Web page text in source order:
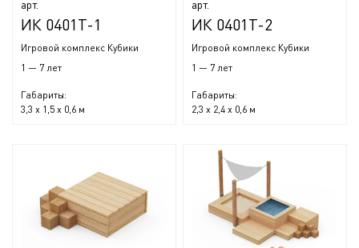
арт.
ИК 0401Т-1
Игровой комплекс Кубики
1 — 7 лет
Габариты:
3,3 x 1,5 x 0,6 м
арт.
ИК 0401Т-2
Игровой комплекс Кубики
1 — 7 лет
Габариты:
2,3 x 2,4 x 0,6 м